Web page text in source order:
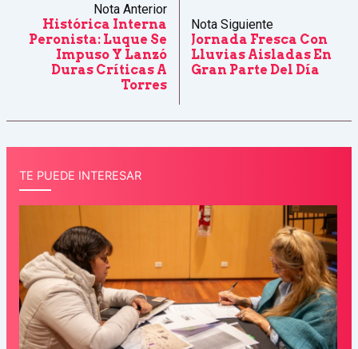
Nota Anterior
Histórica Interna
Peronista: Luque Se
Impuso Y Lanzó
Duras Críticas A
Torres
Nota Siguiente
Jornada Fresca Con
Lluvias Aisladas En
Gran Parte Del Día
TE PUEDE INTERESAR